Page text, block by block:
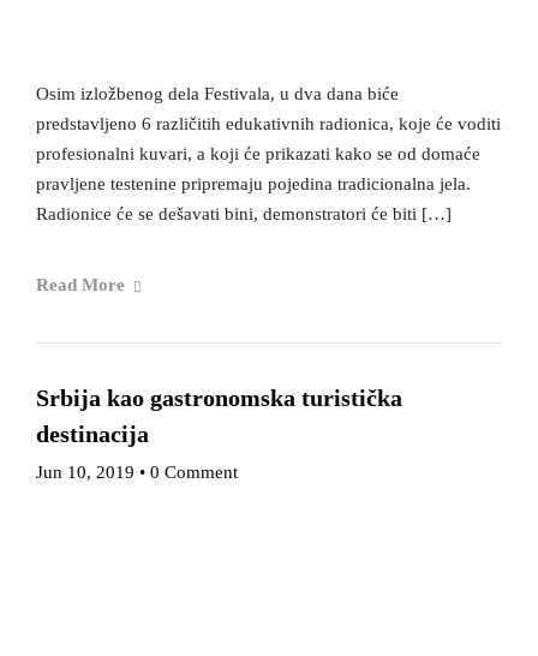
Osim izložbenog dela Festivala, u dva dana biće
predstavljeno 6 različitih edukativnih radionica, koje će voditi
profesionalni kuvari, a koji će prikazati kako se od domaće
pravljene testenine pripremaju pojedina tradicionalna jela.
Radionice će se dešavati bini, demonstratori će biti […]
Read More
Srbija kao gastronomska turistička
destinacija
Jun 10, 2019 • 0 Comment